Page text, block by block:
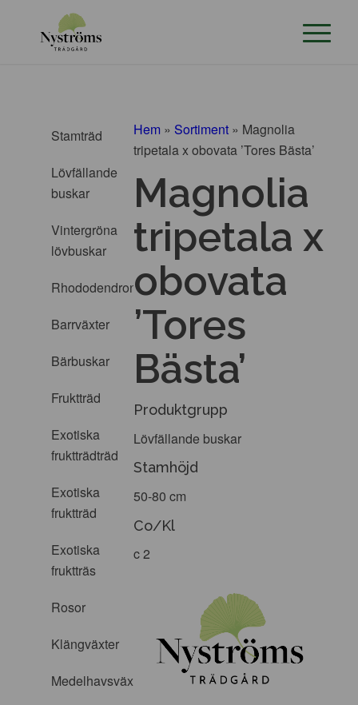
Stamträd
Lövfällande
buskar
Vintergröna
lövbuskar
Rhododendron
Barrväxter
Bärbuskar
Fruktträd
Exotiska
fruktträdträd
Exotiska
fruktträd
Exotiska
fruktträs
Rosor
Klängväxter
Medelhavsväxter
Hem » Sortiment » Magnolia
tripetala x obovata ’Tores Bästa’
Magnolia
tripetala x
obovata
’Tores
Bästa’
Produktgrupp
Lövfällande buskar
Stamhöjd
50-80 cm
Co/Kl
c 2